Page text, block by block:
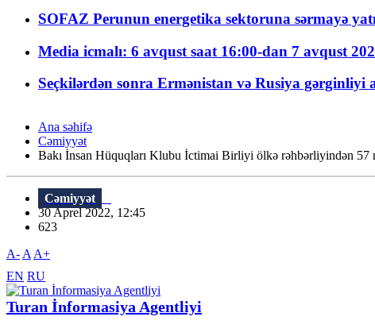
SOFAZ Perunun energetika sektoruna sərmayə
Media icmalı: 6 avqust saat 16:00-dan 7 avqust
Seçkilərdən sonra Ermənistan və Rusiya gərginliyi
Ana səhifə
Cəmiyyət
Bakı İnsan Hüquqları Klubu İctimai Birliyi ölkə rəhbərliyindən 57
Cəmiyyət
30 Aprel 2022, 12:45
623
A- A A+
EN RU
Turan İnformasiya Agentliyi